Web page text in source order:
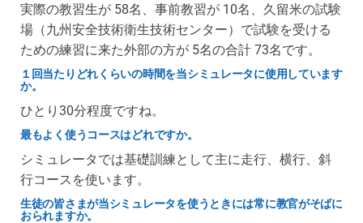
実際の教習生が 58名、事前教習が 10名、久留米の試験
場（九州安全技術衛生技術センター）で試験を受ける
ための練習に来た外部の方が 5名の合計 73名です。
１回当たりどれくらいの時間を当シミュレータに使用しています
か。
ひとり30分程度ですね。
最もよく使うコースはどれですか。
シミュレータでは基礎訓練として主に走行、横行、斜
行コースを使います。
生徒の皆さまが当シミュレータを使うときには常に教官がそばに
おられますか。